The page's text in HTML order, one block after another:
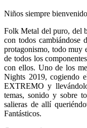
Niños siempre
Folk Metal del puro, del
con todos cambiándose
protagonismo, todo muy
de todos los
con ellos. Uno de los
Nights 2019, cogiendo
EXTREMO y
temas, sonido y sobre
salieras de allí
Fantásticos.